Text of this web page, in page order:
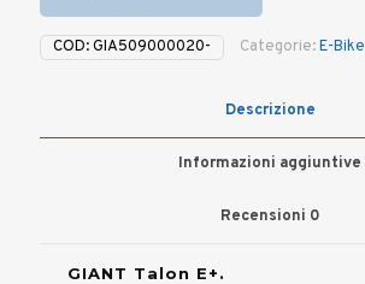
COD:GIA509000020- Categorie:E-Bike
Descrizione
Informazioni aggiuntive
Recensioni 0
GIANT Talon E+.